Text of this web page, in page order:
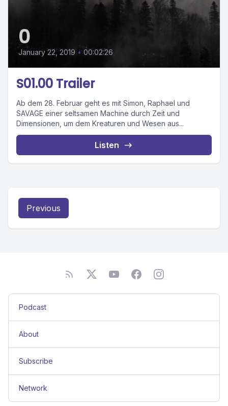
0
January 22, 2019 • 00:02:26
S01.00 Trailer
Ab dem 28. Februar geht es mit Simon, Raphael und
SAVAGE einer seltsamen Machine durch Zeit und
Dimensionen, um dem Kreaturen und Wesen aus...
Listen
Previous
Podcast
About
Subscribe
Network